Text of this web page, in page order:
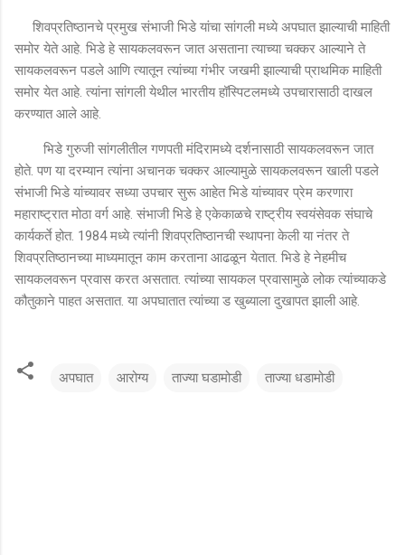
शिवप्रतिष्ठानचे प्रमुख संभाजी भिडे यांचा सांगली मध्ये अपघात झाल्याची माहिती
समोर येते आहे. भिडे हे सायकलवरून जात असताना त्याच्या चक्कर आल्याने ते
सायकलवरून पडले आणि त्यातून त्यांच्या गंभीर जखमी झाल्याची प्राथमिक माहिती
समोर येत आहे. त्यांना सांगली येथील भारतीय हॉस्पिटलमध्ये उपचारासाठी दाखल
करण्यात आले आहे.
भिडे गुरुजी सांगलीतील गणपती मंदिरामध्ये दर्शनासाठी सायकलवरून जात
होते. पण या दरम्यान त्यांना अचानक चक्कर आल्यामुळे सायकलवरून खाली पडले
संभाजी भिडे यांच्यावर सध्या उपचार सुरू आहेत भिडे यांच्यावर प्रेम करणारा
महाराष्ट्रात मोठा वर्ग आहे. संभाजी भिडे हे एकेकाळचे राष्ट्रीय स्वयंसेवक संघाचे
कार्यकर्ते होत. 1984 मध्ये त्यांनी शिवप्रतिष्ठानची स्थापना केली या नंतर ते
शिवप्रतिष्ठानच्या माध्यमातून काम करताना आढळून येतात. भिडे हे नेहमीच
सायकलवरून प्रवास करत असतात. त्यांच्या सायकल प्रवासामुळे लोक त्यांच्याकडे
कौतुकाने पाहत असतात. या अपघातात त्यांच्या ड खुब्याला दुखापत झाली आहे.
अपघात आरोग्य ताज्या घडामोडी ताज्या धडामोडी